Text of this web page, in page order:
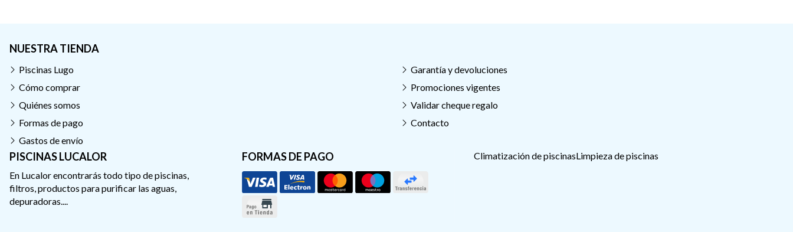
PISCINAS LUCALOR
En Lucalor encontrarás todo tipo de piscinas,
filtros, productos para purificar las aguas,
depuradoras....
FORMAS DE PAGO
NUESTRA TIENDA
Piscinas Lugo
Cómo comprar
Quiénes somos
Formas de pago
Gastos de envío
Garantía y devoluciones
Promociones vigentes
Validar cheque regalo
Contacto
Climatización de piscinasLimpieza de piscinas